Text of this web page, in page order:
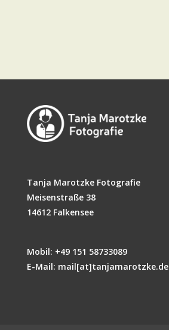
Tanja Marotzke Fotografie
Meisenstraße 38
14612 Falkensee
Mobil: +49 151 58733089
E-Mail: mail[at]tanjamarotzke.de